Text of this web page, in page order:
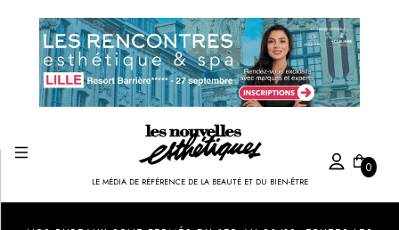
LE MÉDIA DE RÉFÉRENCE DE LA BEAUTÉ ET DU BIEN-ÊTRE
0